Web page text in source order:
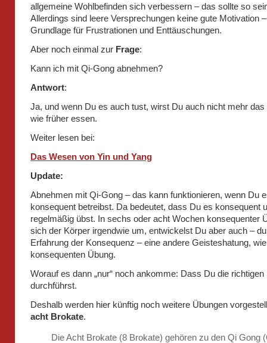
allgemeine Wohlbefinden sich verbessern – das sollte so
Allerdings sind leere Versprechungen keine gute Motivation
Grundlage für Frustrationen und Enttäuschungen.
Aber noch einmal zur Frage:
Kann ich mit Qi-Gong abnehmen?
Antwort:
Ja, und wenn Du es auch tust, wirst Du auch nicht mehr das
wie früher essen.
Weiter lesen bei:
Das Wesen von Yin und Yang
Update:
Abnehmen mit Qi-Gong – das kann funktionieren, wenn Du
konsequent betreibst. Da bedeutet, dass Du es konsequent
regelmäßig übst. In sechs oder acht Wochen konsequenter
sich der Körper irgendwie um, entwickelst Du aber auch –
Erfahrung der Konsequenz – eine andere Geisteshatung,
konsequenten Übung.
Worauf es dann „nur“ noch ankomme: Dass Du die richtigen
durchführst.
Deshalb werden hier künftig noch weitere Übungen
acht Brokate.
Die Acht Brokate (8 Brokate) gehören zu den Qi Gong